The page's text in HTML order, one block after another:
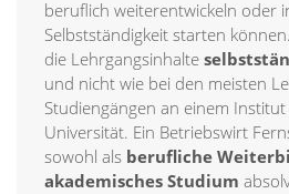
beruflich weiterentwickeln oder
Selbstständigkeit starten
die Lehrgangsinhalte
und nicht wie bei den meisten
Studiengängen an einem
Universität. Ein Betriebswirt
sowohl als berufliche
akademisches Studium